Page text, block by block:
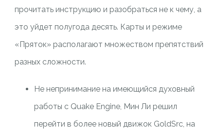
прочитать инструкцию и разобраться не к чему, а
это уйдет полугода десять. Карты и режиме
«Пряток» располагают множеством препятствий
разных сложности.
Не непринимание на имеющийся духовный
работы с Quake Engine, Мин Ли решил
перейти в более новый движок GoldSrc, на